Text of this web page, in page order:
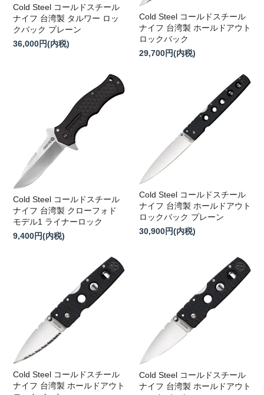
Cold Steel コールドスチール
ナイフ 台湾製 タルワー ロッ
クバック プレーン
36,000円(内税)
Cold Steel コールドスチール
ナイフ 台湾製 ホールドアウト
ロックバック
29,700円(内税)
Cold Steel コールドスチール
ナイフ 台湾製 クローフォド
モデル1 ライナーロック
9,400円(内税)
Cold Steel コールドスチール
ナイフ 台湾製 ホールドアウト
ロックバック プレーン
30,900円(内税)
Cold Steel コールドスチール
ナイフ 台湾製 ホールドアウト
Cold Steel コールドスチール
ナイフ 台湾製 ホールドアウト